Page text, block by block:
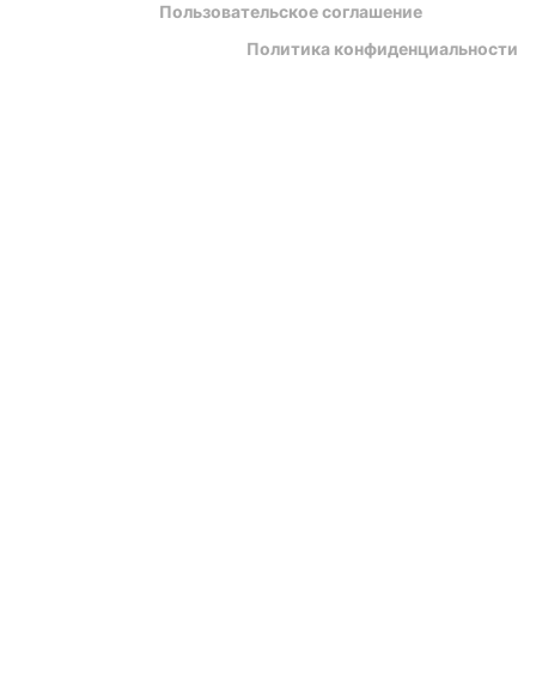
Пользовательское соглашение
Политика конфиденциальности